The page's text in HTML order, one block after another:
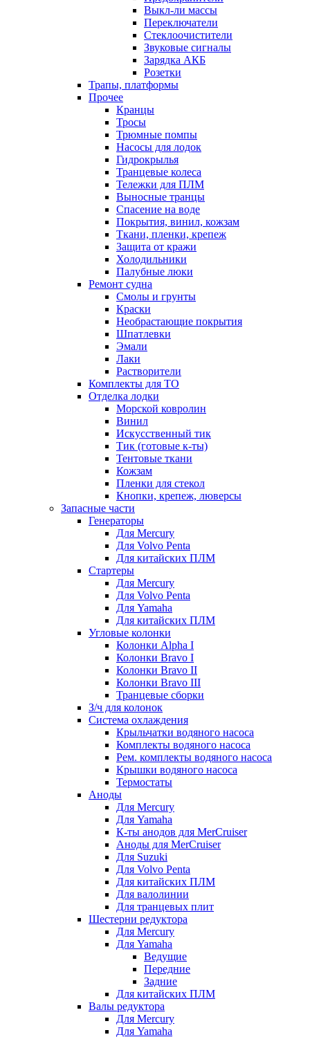
Выкл-ли массы
Переключатели
Стеклоочистители
Звуковые сигналы
Зарядка АКБ
Розетки
Трапы, платформы
Прочее
Кранцы
Тросы
Трюмные помпы
Насосы для лодок
Гидрокрылья
Транцевые колеса
Тележки для ПЛМ
Выносные транцы
Спасение на воде
Покрытия, винил, кожзам
Ткани, пленки, крепеж
Защита от кражи
Холодильники
Палубные люки
Ремонт судна
Смолы и грунты
Краски
Необрастающие покрытия
Шпатлевки
Эмали
Лаки
Растворители
Комплекты для ТО
Отделка лодки
Морской ковролин
Винил
Искусственный тик
Тик (готовые к-ты)
Тентовые ткани
Кожзам
Пленки для стекол
Кнопки, крепеж, люверсы
Запасные части
Генераторы
Для Mercury
Для Volvo Penta
Для китайских ПЛМ
Стартеры
Для Mercury
Для Volvo Penta
Для Yamaha
Для китайских ПЛМ
Угловые колонки
Колонки Alpha I
Колонки Bravo I
Колонки Bravo II
Колонки Bravo III
Транцевые сборки
З/ч для колонок
Система охлаждения
Крыльчатки водяного насоса
Комплекты водяного насоса
Рем. комплекты водяного насоса
Крышки водяного насоса
Термостаты
Аноды
Для Mercury
Для Yamaha
К-ты анодов для MerCruiser
Аноды для MerCruiser
Для Suzuki
Для Volvo Penta
Для китайских ПЛМ
Для валолинии
Для транцевых плит
Шестерни редуктора
Для Mercury
Для Yamaha
Ведущие
Передние
Задние
Для китайских ПЛМ
Валы редуктора
Для Mercury
Для Yamaha